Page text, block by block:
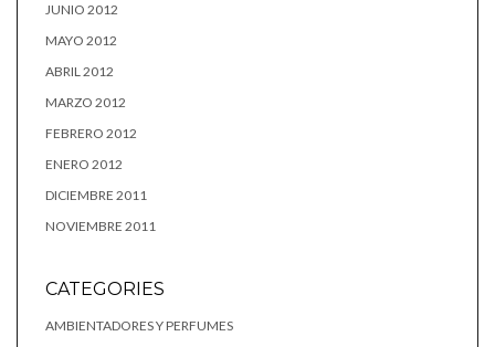
JUNIO 2012
MAYO 2012
ABRIL 2012
MARZO 2012
FEBRERO 2012
ENERO 2012
DICIEMBRE 2011
NOVIEMBRE 2011
CATEGORIES
AMBIENTADORES Y PERFUMES